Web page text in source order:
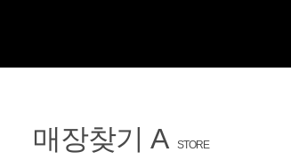
매장찾기 A STORE